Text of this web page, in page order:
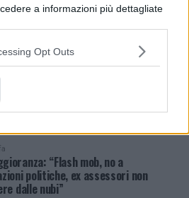
a informazioni più dettagliate
tuo consenso, ma hai il diritto di
Le tue preferenze si
ritornando su questo sito o
sulla riservatezza.
Opt Outs
su Via Ignazia dopo i solleciti di
meteo fino alle 21: l’avviso del
a San Lorenzo si ride con Paolo
“Flash mob, no a
politiche, ex assessori non
dalle nubi”